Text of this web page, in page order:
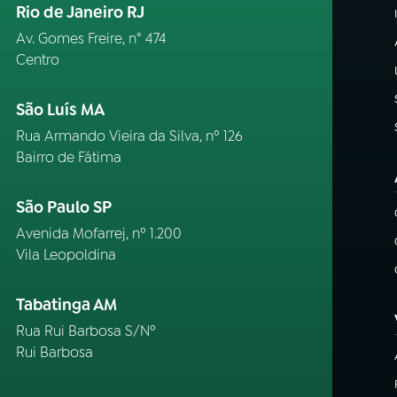
Rio de Janeiro RJ
Av. Gomes Freire, n° 474
Centro
São Luís MA
Rua Armando Vieira da Silva, nº 126
Bairro de Fátima
São Paulo SP
Avenida Mofarrej, nº 1.200
Vila Leopoldina
Tabatinga AM
Rua Rui Barbosa S/Nº
Rui Barbosa